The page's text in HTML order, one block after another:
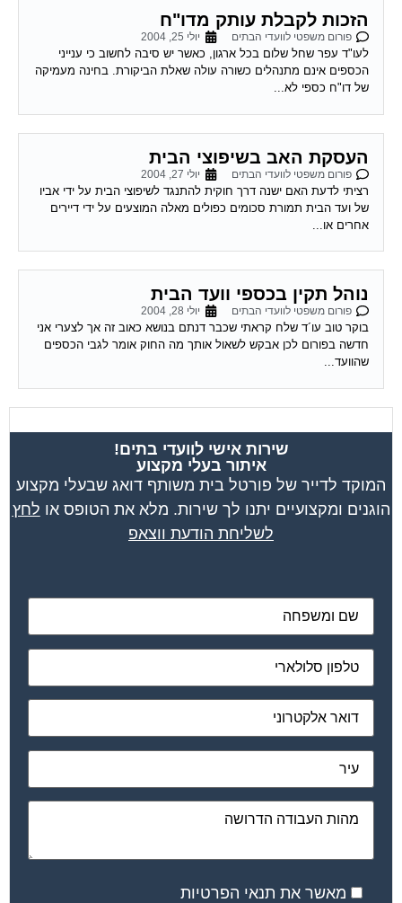
הזכות לקבלת עותק מדו"ח
פורום משפטי לוועדי הבתים יולי 25, 2004
לעו"ד עפר שחל שלום בכל ארגון, כאשר יש סיבה לחשוב כי ענייני
הכספים אינם מתנהלים כשורה עולה שאלת הביקורת. בחינה מעמיקה
של דו"ח כספי לא...
העסקת האב בשיפוצי הבית
פורום משפטי לוועדי הבתים יולי 27, 2004
רציתי לדעת האם ישנה דרך חוקית להתנגד לשיפוצי הבית על ידי אביו
של ועד הבית תמורת סכומים כפולים מאלה המוצעים על ידי דיירים
אחרים או...
נוהל תקין בכספי וועד הבית
פורום משפטי לוועדי הבתים יולי 28, 2004
בוקר טוב עו´ד שלח קראתי שכבר דנתם בנושא כאוב זה אך לצערי אני
חדשה בפורום לכן אבקש לשאול אותך מה החוק אומר לגבי הכספים
שהוועד...
שירות אישי לוועדי בתים!
איתור בעלי מקצוע
המוקד לדייר של פורטל בית משותף דואג שבעלי מקצוע
הוגנים ומקצועיים יתנו לך שירות. מלא את הטופס או לחץ
לשליחת הודעת ווצאפ
מאשר את תנאי הפרטיות